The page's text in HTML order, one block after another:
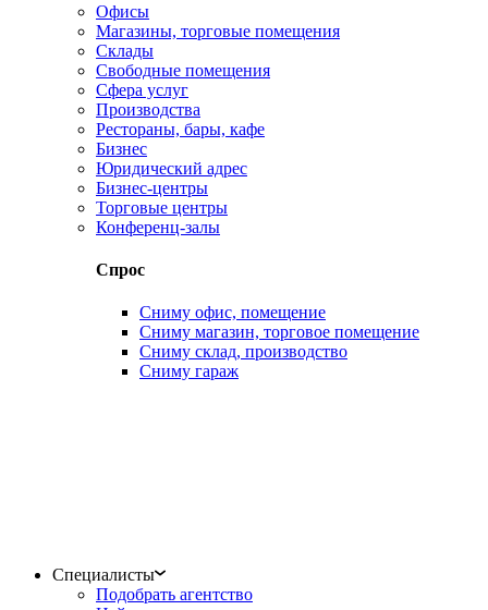
Офисы
Магазины, торговые помещения
Склады
Свободные помещения
Сфера услуг
Производства
Рестораны, бары, кафе
Бизнес
Юридический адрес
Бизнес-центры
Торговые центры
Конференц-залы
Спрос
Сниму офис, помещение
Сниму магазин, торговое помещение
Сниму склад, производство
Сниму гараж
Специалисты
Подобрать агентство